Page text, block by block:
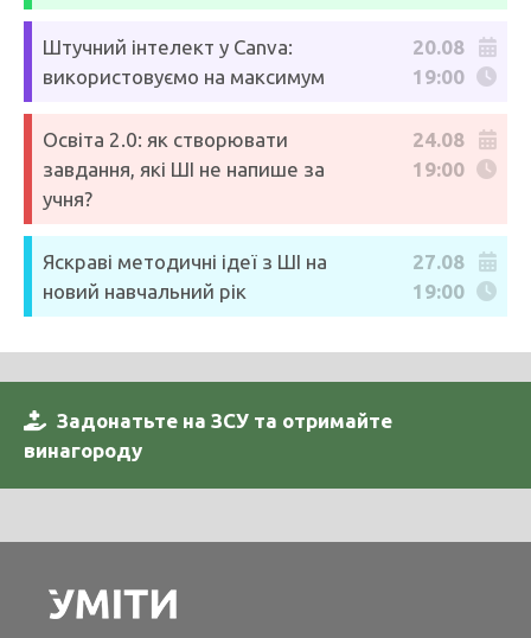
Штучний інтелект у Canva:
використовуємо на максимум
20.08
19:00
Освіта 2.0: як створювати
завдання, які ШІ не напише за
учня?
24.08
19:00
Яскраві методичні ідеї з ШІ на
новий навчальний рік
27.08
19:00
Задонатьте на ЗСУ та отримайте
винагороду